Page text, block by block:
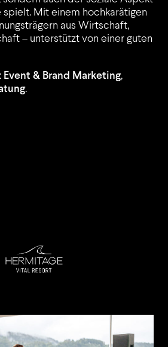
KONTAKT
Mit einem hochkarätigen
aus Wirtschaft,
– unterstützt von einer guten
Event & Brand Marketing,
.